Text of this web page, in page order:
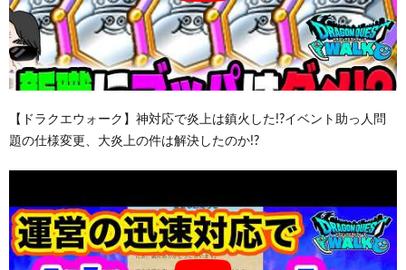
【ドラクエウォーク】神対応で炎上は鎮火した!?イベント助っ人問
題の仕様変更、大炎上の件は解決したのか!?